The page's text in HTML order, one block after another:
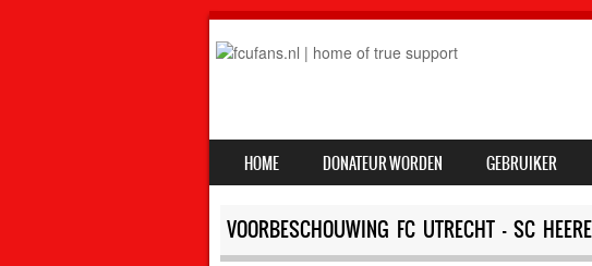
MENU
SKIP TO CONTENT
HOME DONATEUR WORDEN GEBRUIKER
VOORBESCHOUWING FC UTRECHT – SC